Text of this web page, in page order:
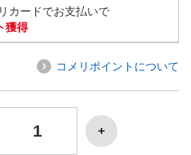
カードでお支払いで
獲得
コメリポイントについて